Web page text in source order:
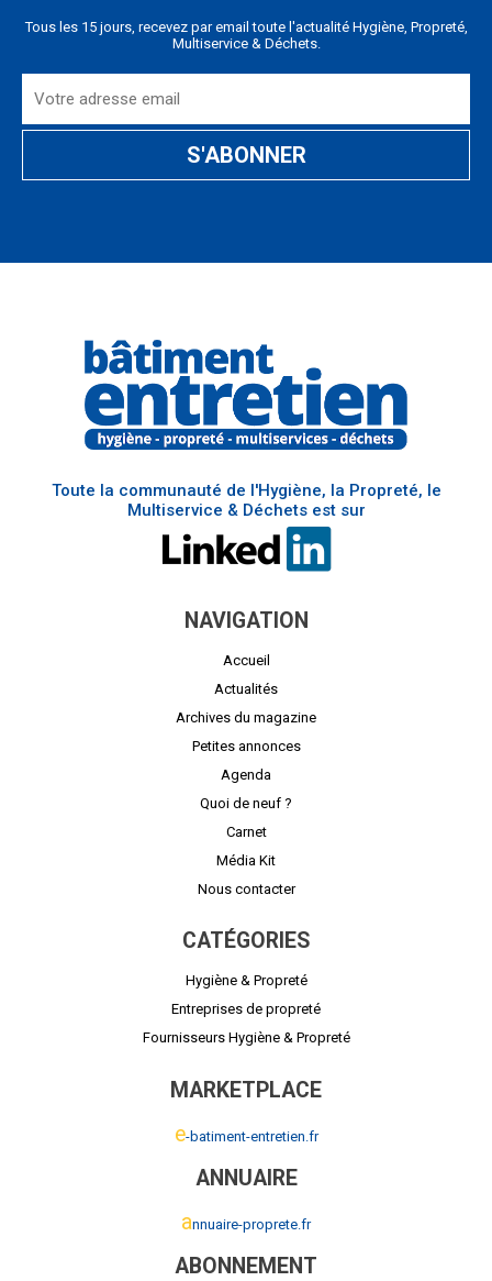
Tous les 15 jours, recevez par email toute l'actualité Hygiène, Propreté,
Multiservice & Déchets.
Toute la communauté de l'Hygiène, la Propreté, le
Multiservice & Déchets est sur
NAVIGATION
Accueil
Actualités
Archives du magazine
Petites annonces
Agenda
Quoi de neuf ?
Carnet
Média Kit
Nous contacter
CATÉGORIES
Hygiène & Propreté
Entreprises de propreté
Fournisseurs Hygiène & Propreté
MARKETPLACE
e-batiment-entretien.fr
ANNUAIRE
annuaire-proprete.fr
ABONNEMENT